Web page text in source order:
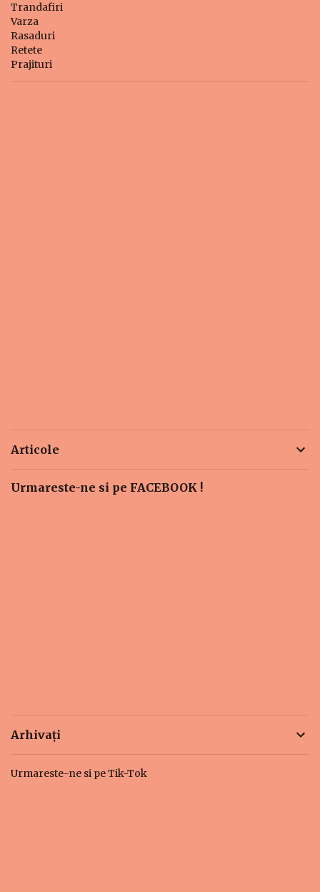
Trandafiri
Varza
Rasaduri
Retete
Prajituri
Articole
Urmareste-ne si pe FACEBOOK !
Arhivați
Urmareste-ne si pe Tik-Tok